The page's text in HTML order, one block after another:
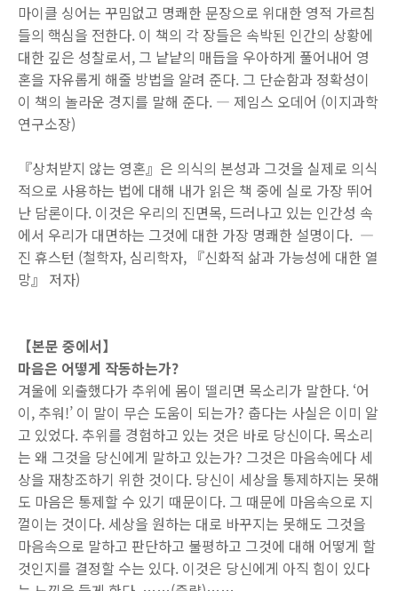
마이클 싱어는 꾸밈없고 명쾌한 문장으로 위대한 영적 가르침
들의 핵심을 전한다. 이 책의 각 장들은 속박된 인간의 상황에
대한 깊은 성찰로서, 그 낱낱의 매듭을 우아하게 풀어내어 영
혼을 자유롭게 해줄 방법을 알려 준다. 그 단순함과 정확성이
이 책의 놀라운 경지를 말해 준다. ― 제임스 오데어 (이지과학
연구소장)
『상처받지 않는 영혼』은 의식의 본성과 그것을 실제로 의식
적으로 사용하는 법에 대해 내가 읽은 책 중에 실로 가장 뛰어
난 담론이다. 이것은 우리의 진면목, 드러나고 있는 인간성 속
에서 우리가 대면하는 그것에 대한 가장 명쾌한 설명이다. ―
진 휴스턴 (철학자, 심리학자, 『신화적 삶과 가능성에 대한 열
망』 저자)
【본문 중에서】
마음은 어떻게 작동하는가?
겨울에 외출했다가 추위에 몸이 떨리면 목소리가 말한다. ‘어
이, 추워!’ 이 말이 무슨 도움이 되는가? 춥다는 사실은 이미 알
고 있었다. 추위를 경험하고 있는 것은 바로 당신이다. 목소리
는 왜 그것을 당신에게 말하고 있는가? 그것은 마음속에다 세
상을 재창조하기 위한 것이다. 당신이 세상을 통제하지는 못해
도 마음은 통제할 수 있기 때문이다. 그 때문에 마음속으로 지
껄이는 것이다. 세상을 원하는 대로 바꾸지는 못해도 그것을
마음속으로 말하고 판단하고 불평하고 그것에 대해 어떻게 할
것인지를 결정할 수는 있다. 이것은 당신에게 아직 힘이 있다